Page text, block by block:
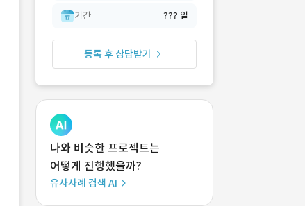
기간 ??? 일
등록 후 상담받기
나와 비슷한 프로젝트는
어떻게 진행했을까?
유사사례 검색 AI